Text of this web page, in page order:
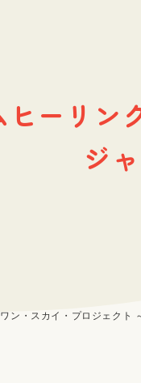
ヒーリン
ジ
ン・スカイ・プロジェクト